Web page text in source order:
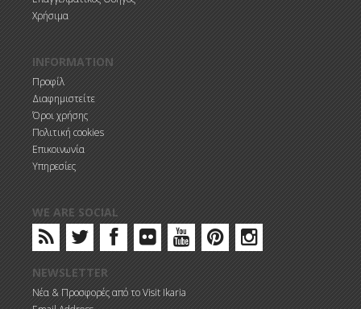
Χρήσιμα
INFORMATION
Προφίλ
Διαφημιστείτε
Όροι χρήσης
Πολιτική cookies
Επικοινωνία
Υπηρεσίες
WE ARE SOCIAL
NEWSLETTER
Νέα & Προσφορές από το Visit Ikaria